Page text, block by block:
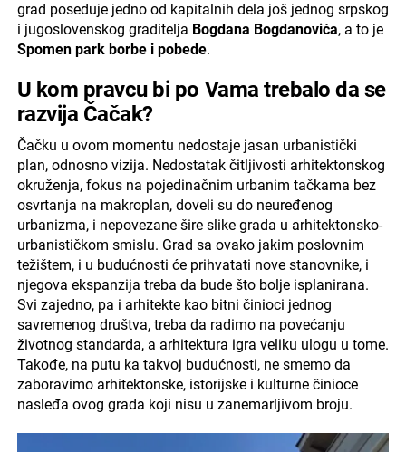
grad poseduje jedno od kapitalnih dela još jednog srpskog
i jugoslovenskog graditelja Bogdana Bogdanovića, a to je
Spomen park borbe i pobede.
U kom pravcu bi po Vama trebalo da se
razvija Čačak?
Čačku u ovom momentu nedostaje jasan urbanistički
plan, odnosno vizija. Nedostatak čitljivosti arhitektonskog
okruženja, fokus na pojedinačnim urbanim tačkama bez
osvrtanja na makroplan, doveli su do neuređenog
urbanizma, i nepovezane šire slike grada u arhitektonsko-
urbanističkom smislu. Grad sa ovako jakim poslovnim
težištem, i u budućnosti će prihvatati nove stanovnike, i
njegova ekspanzija treba da bude što bolje isplanirana.
Svi zajedno, pa i arhitekte kao bitni činioci jednog
savremenog društva, treba da radimo na povećanju
životnog standarda, a arhitektura igra veliku ulogu u tome.
Takođe, na putu ka takvoj budućnosti, ne smemo da
zaboravimo arhitektonske, istorijske i kulturne činioce
nasleđa ovog grada koji nisu u zanemarljivom broju.